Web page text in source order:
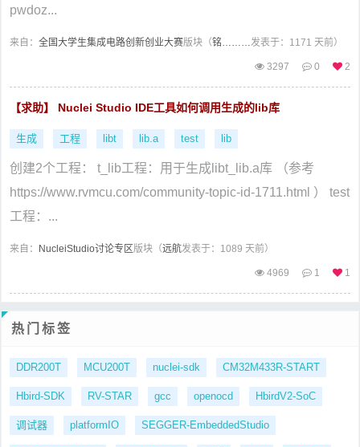
pwdoz...
来自： 全国大学生集成电路创新创业大赛版块（铭………发表于：1171 天前）
3297 0 2
【求助】 Nuclei Studio IDE工具如何调用生成的lib库
生成 工程 libt lib.a test lib
创建2个工程： t_lib工程：用于生成libt_lib.a库 （参考
https://www.rvmcu.com/community-topic-id-1711.html ） test
工程：...
来自： NucleiStudio讨论专区版块（远航发表于：1089 天前）
4969 1 1
热门标签
DDR200T MCU200T nuclei-sdk CM32M433R-START
Hbird-SDK RV-STAR gcc openocd HbirdV2-SoC
调试器 platformIO SEGGER-EmbeddedStudio